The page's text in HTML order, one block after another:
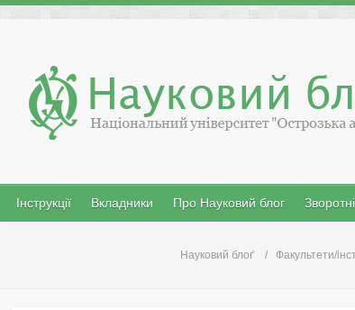
Інструкції Вкладники Про Науковий блог
Науковий блоґ Факультети/